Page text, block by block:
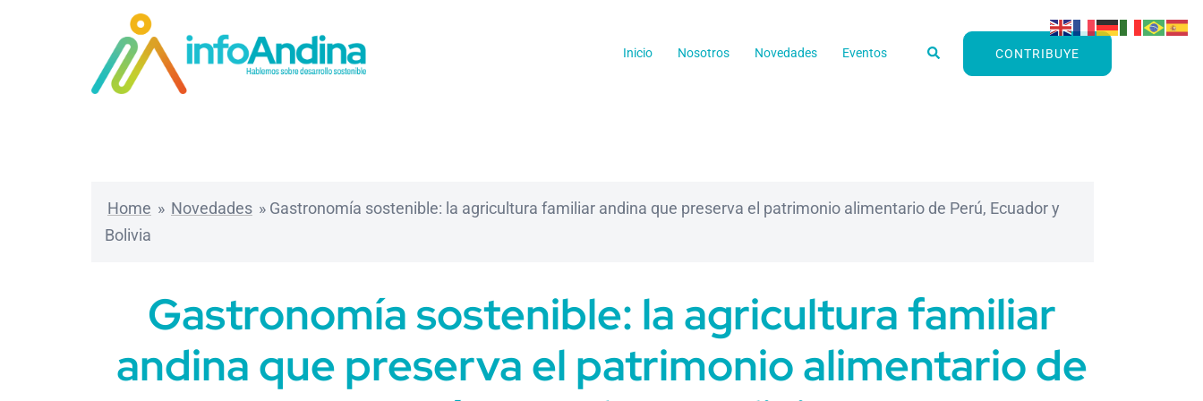
Inicio Nosotros Novedades Eventos Buscar CONTRIBUYE
Home » Novedades » Gastronomía sostenible: la agricultura familiar andina que preserva el patrimonio alimentario de Perú, Ecuador y
Bolivia
Gastronomía sostenible: la agricultura familiar
andina que preserva el patrimonio alimentario de